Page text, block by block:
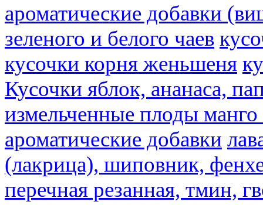
ароматические добавки
зеленого и белого чаев
кусочки корня женьшеня
Кусочки яблок, ананаса,
измельченные плоды
ароматические добавки
(лакрица), шиповник,
перечная резанная, тмин,